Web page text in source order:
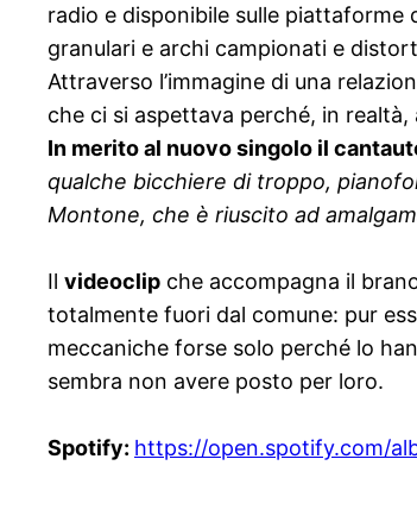
radio e disponibile sulle
granulari e archi campionati e
Attraverso l’immagine di una
che ci si aspettava perché, in
In merito al nuovo singolo il
qualche bicchiere di troppo,
Montone, che è riuscito ad
Il videoclip che accompagna il
totalmente fuori dal comune: pur
meccaniche forse solo perché lo
sembra non avere posto per loro.
Spotify: https://open.spotify.com/